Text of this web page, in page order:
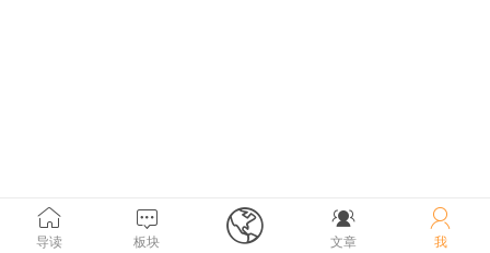

导读

板块  
文章

我